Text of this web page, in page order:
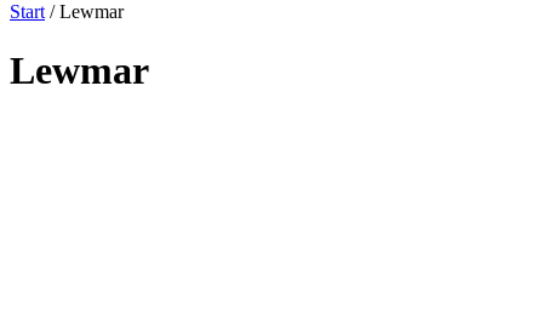
Start /Lewmar
Lewmar